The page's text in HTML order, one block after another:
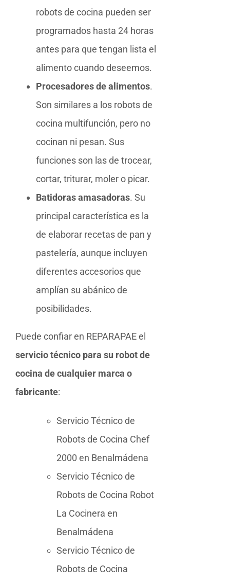
robots de cocina pueden ser
programados hasta 24 horas
antes para que tengan lista el
alimento cuando deseemos.
Procesadores de alimentos.
Son similares a los robots de
cocina multifunción, pero no
cocinan ni pesan. Sus
funciones son las de trocear,
cortar, triturar, moler o picar.
Batidoras amasadoras. Su
principal característica es la
de elaborar recetas de pan y
pastelería, aunque incluyen
diferentes accesorios que
amplían su abánico de
posibilidades.
Puede confiar en REPARAPAE el
servicio técnico para su robot de
cocina de cualquier marca o
fabricante:
Servicio Técnico de
Robots de Cocina Chef
2000 en Benalmádena
Servicio Técnico de
Robots de Cocina Robot
La Cocinera en
Benalmádena
Servicio Técnico de
Robots de Cocina